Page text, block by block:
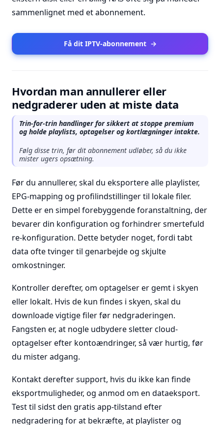
sammenlignet med et abonnement.
Få dit IPTV-abonnement →
Hvordan man annullerer eller
nedgraderer uden at miste data
Trin-for-trin handlinger for sikkert at stoppe premium
og holde playlists, optagelser og kortlægninger intakte.
Følg disse trin, før dit abonnement udløber, så du ikke
mister ugers opsætning.
Før du annullerer, skal du eksportere alle playlister,
EPG-mapping og profilindstillinger til lokale filer.
Dette er en simpel forebyggende foranstaltning, der
bevarer din konfiguration og forhindrer smertefuld
re-konfiguration. Dette betyder noget, fordi tabt
data ofte tvinger til genarbejde og skjulte
omkostninger.
Kontroller derefter, om optagelser er gemt i skyen
eller lokalt. Hvis de kun findes i skyen, skal du
downloade vigtige filer før nedgraderingen.
Fangsten er, at nogle udbydere sletter cloud-
optagelser efter kontoændringer, så vær hurtig, før
du mister adgang.
Kontakt derefter support, hvis du ikke kan finde
eksportmuligheder, og anmod om en dataeksport.
Test til sidst den gratis app-tilstand efter
nedgradering for at bekræfte, at playlister og